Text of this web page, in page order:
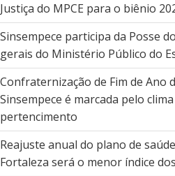
Justiça do MPCE para o biênio
Sinsempece participa da Posse
gerais do Ministério Público do
Confraternização de Fim de Ano
Sinsempece é marcada pelo
pertencimento
Reajuste anual do plano de
Fortaleza será o menor índice